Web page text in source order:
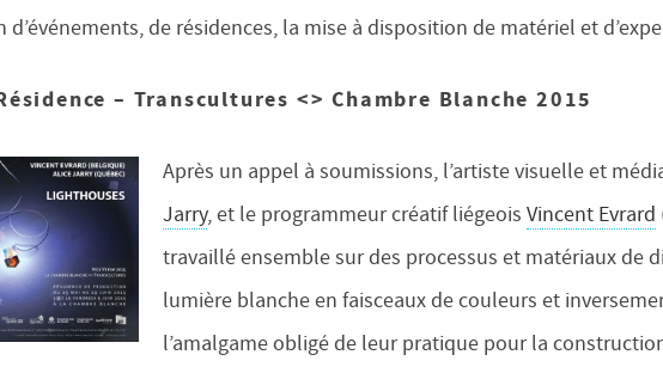
d’événements, de résidences, la mise à disposition de matériel et
– Transcultures <> Chambre Blanche 2015
Après un appel à soumissions, l’artiste visuelle et
Jarry, et le programmeur créatif liégeois Vincent Evrard
travaillé ensemble sur des processus et matériaux de
lumière blanche en faisceaux de couleurs et
l’amalgame obligé de leur pratique pour la